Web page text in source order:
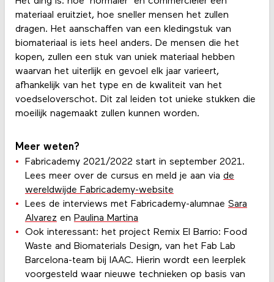
materiaal eruitziet, hoe sneller mensen het zullen
dragen. Het aanschaffen van een kledingstuk van
biomateriaal is iets heel anders. De mensen die het
kopen, zullen een stuk van uniek materiaal hebben
waarvan het uiterlijk en gevoel elk jaar varieert,
afhankelijk van het type en de kwaliteit van het
voedseloverschot. Dit zal leiden tot unieke stukken die
moeilijk nagemaakt zullen kunnen worden.
Meer weten?
Fabricademy 2021/2022 start in september 2021.
Lees meer over de cursus en meld je aan via de
wereldwijde Fabricademy-website
Lees de interviews met Fabricademy-alumnae Sara
Alvarez en Paulina Martina
Ook interessant: het project Remix El Barrio: Food
Waste and Biomaterials Design, van het Fab Lab
Barcelona-team bij IAAC. Hierin wordt een leerplek
voorgesteld waar nieuwe technieken op basis van